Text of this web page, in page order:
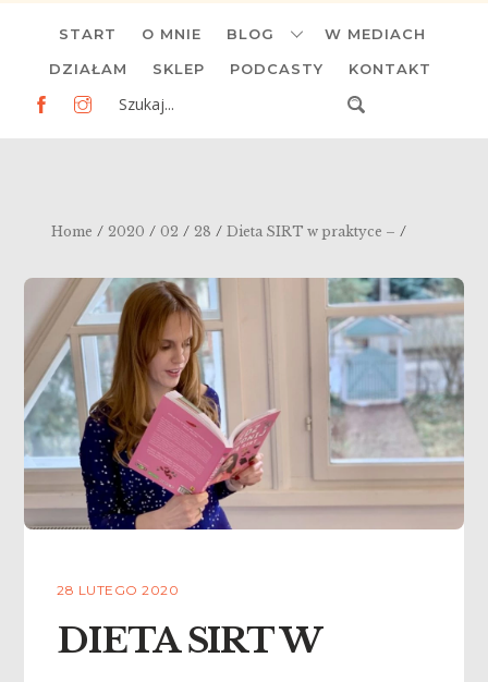
content
START O MNIE BLOG W MEDIACH
DZIAŁAM SKLEP PODCASTY KONTAKT
Home / 2020 / 02 / 28 / Dieta SIRT w praktyce – /
28 LUTEGO 2020
DIETA SIRT W